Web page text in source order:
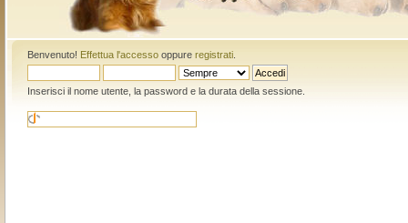
Benvenuto! Effettua l'accessooppure registrati.
Inserisci il nome utente, la password e la durata della sessione.